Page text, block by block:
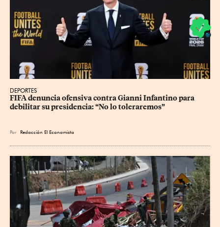
DEPORTES
FIFA denuncia ofensiva contra Gianni Infantino para
debilitar su presidencia: “No lo toleraremos”
Por Redacción El Economista